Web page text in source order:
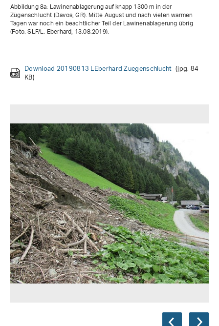
Abbildung 8a: Lawinenablagerung auf knapp 1300 m in der
Zügenschlucht (Davos, GR). Mitte August und nach vielen warmen
Tagen war noch ein beachtlicher Teil der Lawinenablagerung übrig
(Foto: SLF/L. Eberhard, 13.08.2019).
Download 20190813 LEberhard Zuegenschlucht (jpg, 84
KB)